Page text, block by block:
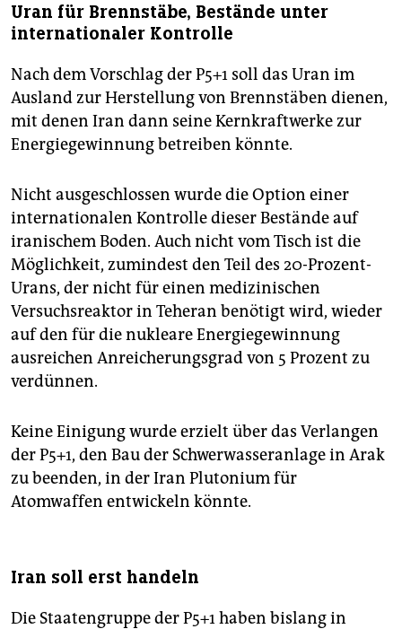
Uran für Brennstäbe, Bestände unter
internationaler Kontrolle
Nach dem Vorschlag der P5+1 soll das Uran im
Ausland zur Herstellung von Brennstäben dienen,
mit denen Iran dann seine Kernkraftwerke zur
Energiegewinnung betreiben könnte.
Nicht ausgeschlossen wurde die Option einer
internationalen Kontrolle dieser Bestände auf
iranischem Boden. Auch nicht vom Tisch ist die
Möglichkeit, zumindest den Teil des 20-Prozent-
Urans, der nicht für einen medizinischen
Versuchsreaktor in Teheran benötigt wird, wieder
auf den für die nukleare Energiegewinnung
ausreichen Anreicherungsgrad von 5 Prozent zu
verdünnen.
Keine Einigung wurde erzielt über das Verlangen
der P5+1, den Bau der Schwerwasseranlage in Arak
zu beenden, in der Iran Plutonium für
Atomwaffen entwickeln könnte.
Iran soll erst handeln
Die Staatengruppe der P5+1 haben bislang in